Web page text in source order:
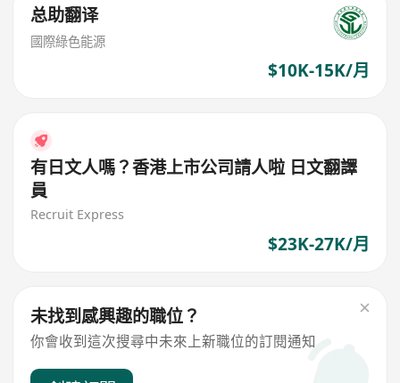
总助翻译
國際綠色能源
$10K-15K/月
有日文人嗎？香港上市公司請人啦 日文翻譯
員
Recruit Express
$23K-27K/月
未找到感興趣的職位？
你會收到這次搜尋中未來上新職位的訂閱通知